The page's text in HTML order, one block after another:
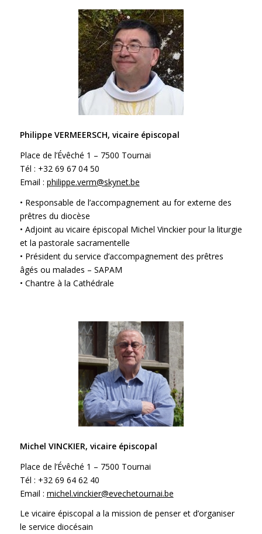
Philippe VERMEERSCH, vicaire épiscopal
Place de l’Évêché 1 – 7500 Tournai
Tél : +32 69 67 04 50
Email : philippe.verm@skynet.be
• Responsable de l’accompagnement au for externe des
prêtres du diocèse
• Adjoint au vicaire épiscopal Michel Vinckier pour la liturgie
et la pastorale sacramentelle
• Président du service d’accompagnement des prêtres
âgés ou malades – SAPAM
• Chantre à la Cathédrale
Michel VINCKIER, vicaire épiscopal
Place de l’Évêché 1 – 7500 Tournai
Tél : +32 69 64 62 40
Email : michel.vinckier@evechetournai.be
Le vicaire épiscopal a la mission de penser et d’organiser
le service diocésain